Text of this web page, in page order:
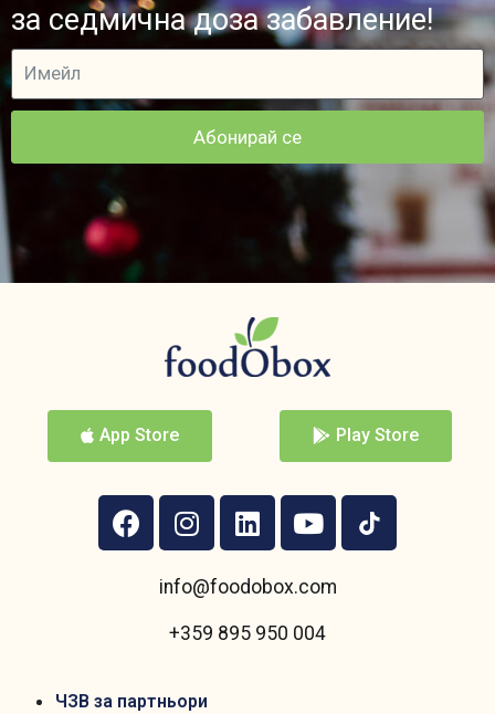
за седмична доза забавление!
Абонирай се
App Store Play Store
info@foodobox.com
+359 895 950 004
ЧЗВ за партньори